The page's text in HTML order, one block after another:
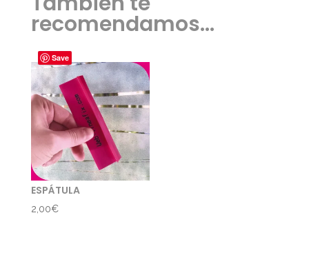
recomendamos…
Save
ESPÁTULA
2,00€